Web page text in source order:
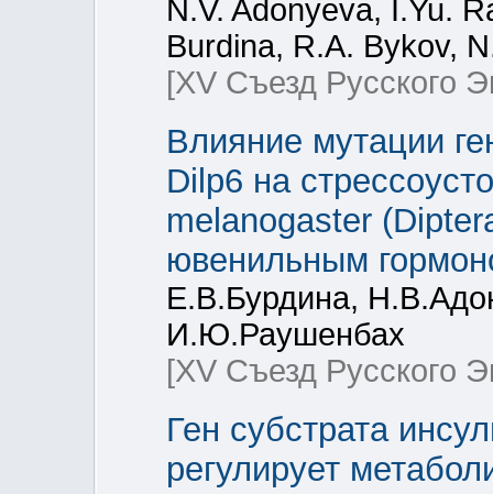
N.V. Adonyeva, I.Yu.
Burdina, R.A. Bykov,
[XV Съезд Русского
Влияние мутации
Dilp6 на
melanogaster
ювенильным
Е.В.Бурдина,
И.Ю.Раушенбах
[XV Съезд Русского
Ген субстрата
регулирует